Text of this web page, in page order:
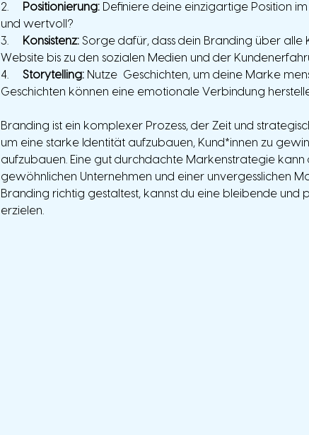
2.
Positionierung: Definiere deine einzigartige Position
und wertvoll?
3.
Konsistenz: Sorge dafür, dass dein Branding über alle
Website bis zu den sozialen Medien und der
4. Storytelling: Nutze  Geschichten, um deine Marke
Geschichten können eine emotionale Verbindung
Branding ist ein komplexer Prozess, der Zeit und
um eine starke Identität aufzubauen, Kund*innen zu
aufzubauen. Eine gut durchdachte Markenstrategie kann
gewöhnlichen Unternehmen und einer unvergesslichen
Branding richtig gestaltest, kannst du eine bleibende und
erzielen.